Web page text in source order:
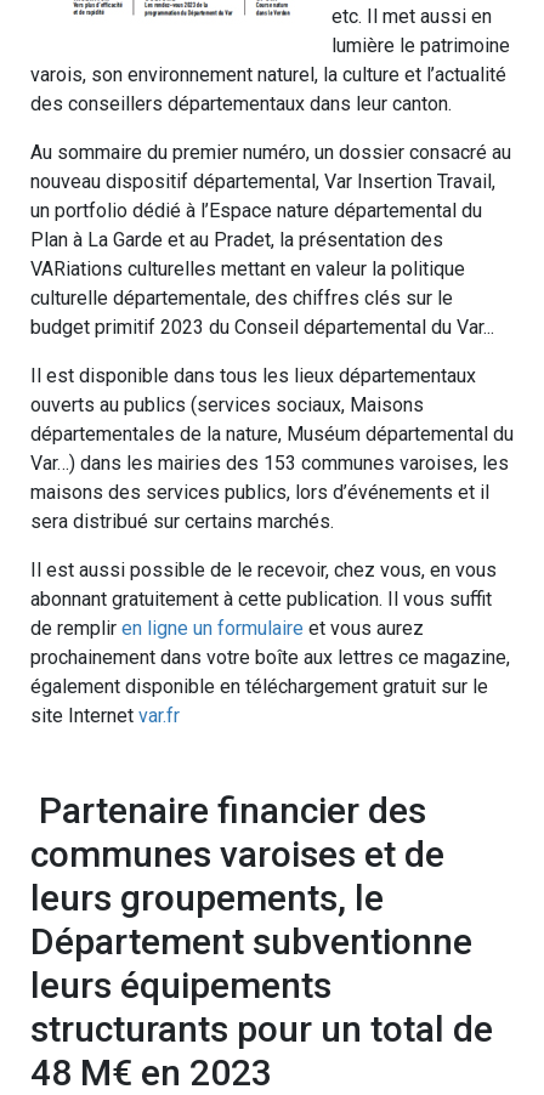
etc. Il met aussi en
lumière le patrimoine
varois, son environnement naturel, la culture et l’actualité
des conseillers départementaux dans leur canton.
Au sommaire du premier numéro, un dossier consacré au
nouveau dispositif départemental, Var Insertion Travail,
un portfolio dédié à l’Espace nature départemental du
Plan à La Garde et au Pradet, la présentation des
VARiations culturelles mettant en valeur la politique
culturelle départementale, des chiffres clés sur le
budget primitif 2023 du Conseil départemental du Var...
Il est disponible dans tous les lieux départementaux
ouverts au publics (services sociaux, Maisons
départementales de la nature, Muséum départemental du
Var…) dans les mairies des 153 communes varoises, les
maisons des services publics, lors d’événements et il
sera distribué sur certains marchés.
Il est aussi possible de le recevoir, chez vous, en vous
abonnant gratuitement à cette publication. Il vous suffit
de remplir en ligne un formulaire et vous aurez
prochainement dans votre boîte aux lettres ce magazine,
également disponible en téléchargement gratuit sur le
site Internet var.fr
Partenaire financier des
communes varoises et de
leurs groupements, le
Département subventionne
leurs équipements
structurants pour un total de
48 M€ en 2023